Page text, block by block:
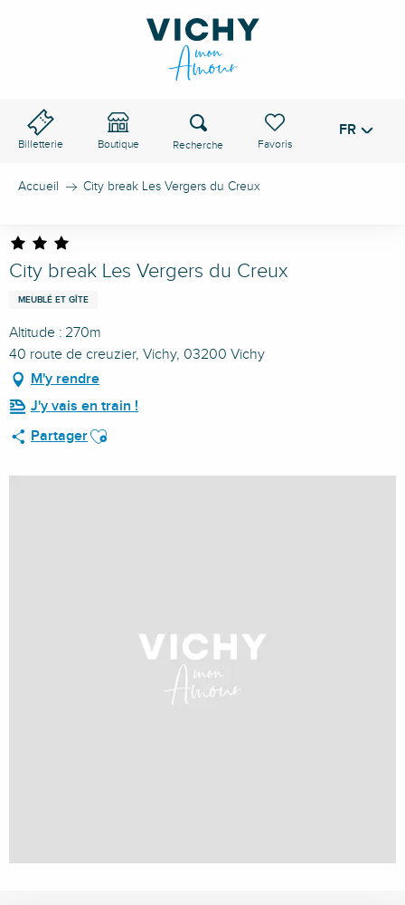
Billetterie Boutique
Voir les favoris
Recherche FR
Accueil City break Les Vergers du Creux
City break Les Vergers du Creux
MEUBLÉ ET GÎTE
Altitude : 270m
40 route de creuzier, Vichy, 03200 Vichy
M'y rendre
J'y vais en train !
PartagerAjouter aux favoris